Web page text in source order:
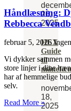
26,
2025
HEX
Guide
til
18,
2025
Håndlæsning:
Rebbecca
februar 5, 2026
Vi dykker sammen
store linjer i dine
har af hemmelige
selv.
Read More »